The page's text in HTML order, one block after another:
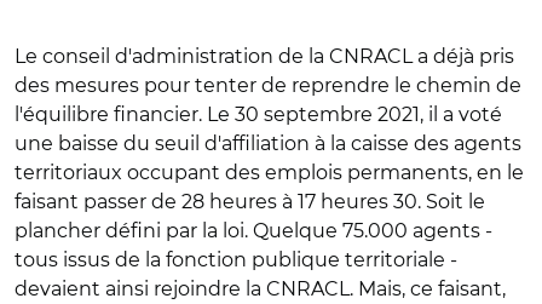
Le conseil d'administration de la CNRACL a déjà pris
des mesures pour tenter de reprendre le chemin de
l'équilibre financier. Le 30 septembre 2021, il a voté
une baisse du seuil d'affiliation à la caisse des agents
territoriaux occupant des emplois permanents, en le
faisant passer de 28 heures à 17 heures 30. Soit le
plancher défini par la loi. Quelque 75.000 agents -
tous issus de la fonction publique territoriale -
devaient ainsi rejoindre la CNRACL. Mais, ce faisant,